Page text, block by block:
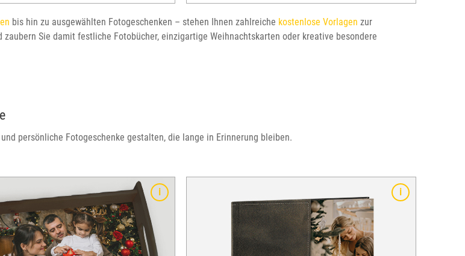
bis hin zu ausgewählten Fotogeschenken – stehen Ihnen zahlreiche kostenlose Vorlagen zur
zaubern Sie damit festliche Fotobücher, einzigartige Weihnachtskarten oder kreative besondere
persönliche Fotogeschenke gestalten, die lange in Erinnerung bleiben.
Ledereinband und das edle Fotopapier
Österreich Fotobuch zu einem ganz
Weihnachtsgeschenk – perfekt, um
Foto-Erinnerungen zu verschenken.